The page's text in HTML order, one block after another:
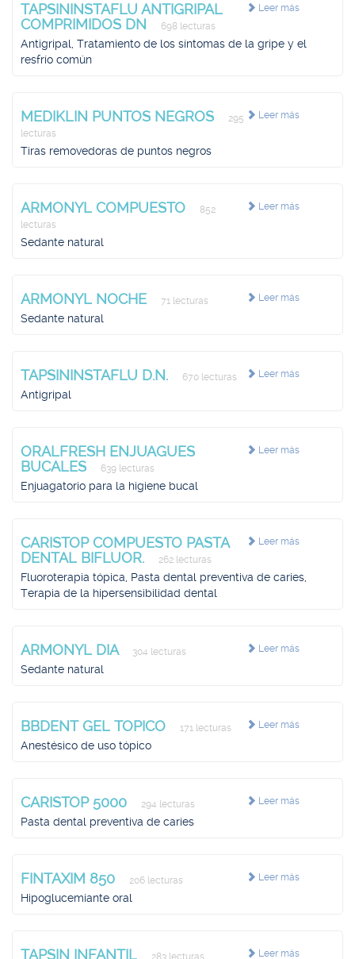
Leer más
TAPSININSTAFLU ANTIGRIPAL
COMPRIMIDOS DN
698 lecturas
Antigripal, Tratamiento de los síntomas de la gripe y el
resfrío común
Leer más
MEDIKLIN PUNTOS NEGROS
295
lecturas
Tiras removedoras de puntos negros
Leer más
ARMONYL COMPUESTO
852
lecturas
Sedante natural
Leer más
ARMONYL NOCHE 71 lecturas
Sedante natural
Leer más
TAPSININSTAFLU D.N. 670 lecturas
Antigripal
Leer más
ORALFRESH ENJUAGUES
BUCALES
639 lecturas
Enjuagatorio para la higiene bucal
Leer más
CARISTOP COMPUESTO PASTA
DENTAL BIFLUOR.
262 lecturas
Fluoroterapia tópica, Pasta dental preventiva de caries,
Terapia de la hipersensibilidad dental
Leer más
ARMONYL DIA 304 lecturas
Sedante natural
Leer más
BBDENT GEL TOPICO 171 lecturas
Anestésico de uso tópico
Leer más
CARISTOP 5000 294 lecturas
Pasta dental preventiva de caries
Leer más
FINTAXIM 850 206 lecturas
Hipoglucemiante oral
Leer más
TAPSIN INFANTIL 283 lecturas